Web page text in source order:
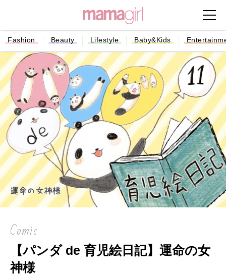
Fashion Beauty Lifestyle Baby&Kids
Comic
【パンダ de 育児絵日記】運命の女
神様